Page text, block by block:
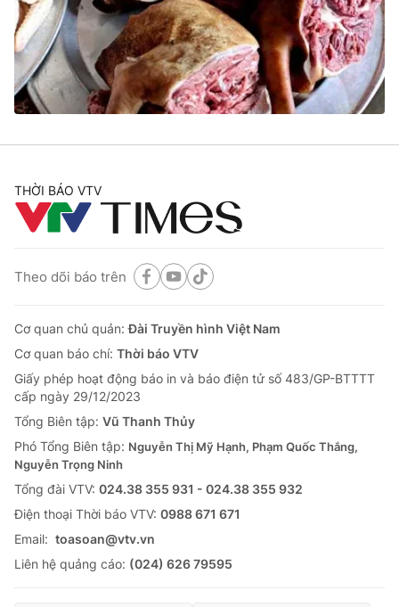
THỜI BÁO VTV
Theo dõi báo trên
Cơ quan chủ quản:Đài Truyền hình Việt Nam
Cơ quan báo chí: Thời báo VTV
Giấy phép hoạt động báo in và báo điện tử số 483/GP-BTTTT
cấp ngày 29/12/2023
Tổng Biên tập: Vũ Thanh Thủy
Phó Tổng Biên tập: Nguyễn Thị Mỹ Hạnh, Phạm Quốc Thắng,
Nguyễn Trọng Ninh
Tổng đài VTV: 024.38 355 931 - 024.38 355 932
Ðiện thoại Thời báo VTV: 0988 671 671
Email: toasoan@vtv.vn
Liên hệ quảng cáo: (024) 626 79595